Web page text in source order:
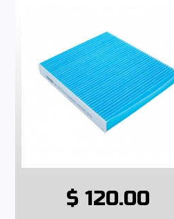
$ 120.00